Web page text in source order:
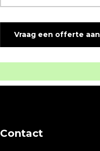
Vraag een offerte aan
Contact